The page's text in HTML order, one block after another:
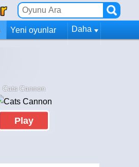
Yeni oyunlar Daha
Cats Cannon
Play